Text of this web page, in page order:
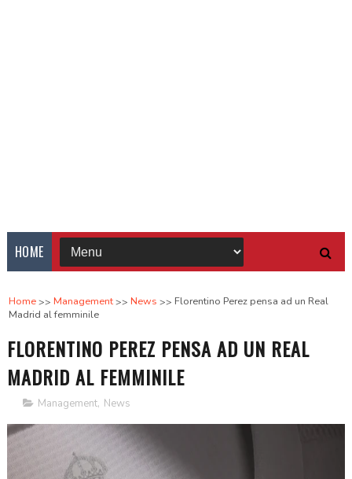
HOME
Home Management News
Florentino Perez pensa ad un Real
Madrid al femminile
FLORENTINO PEREZ PENSA AD UN REAL
MADRID AL FEMMINILE
Management, News